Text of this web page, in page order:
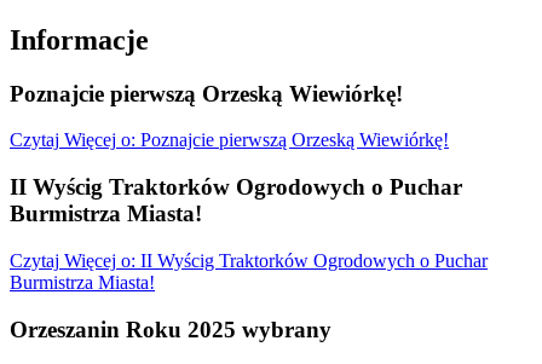
Informacje
Poznajcie pierwszą Orzeską Wiewiórkę!
Czytaj Więcej o: Poznajcie pierwszą Orzeską Wiewiórkę!
II Wyścig Traktorków Ogrodowych o Puchar
Burmistrza Miasta!
Czytaj Więcej o: II Wyścig Traktorków Ogrodowych o Puchar
Burmistrza Miasta!
Orzeszanin Roku 2025 wybrany